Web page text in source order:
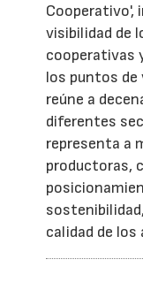
Cooperativo',
visibilidad de
cooperativas
los puntos de
reúne a
diferentes
representa a
productoras,
calidad de